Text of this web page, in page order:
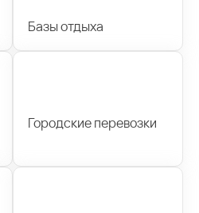
Базы отдыха
Городские перевозки